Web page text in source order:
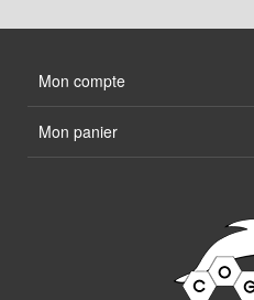
Mon compte
Mon panier